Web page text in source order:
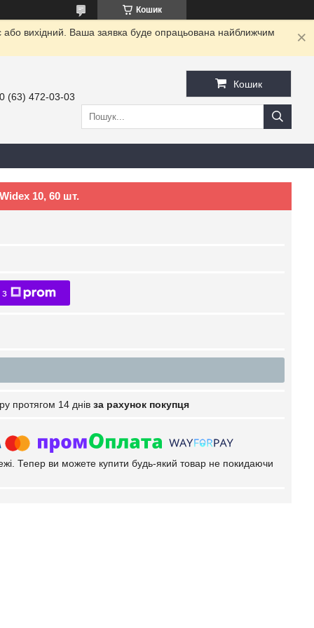
Кошик
вихідний. Ваша заявка буде опрацьована найближчим
(63) 472-03-03
Кошик
10, 60 шт.
протягом 14 днів за рахунок покупця
Тепер ви можете купити будь-який товар не покидаючи